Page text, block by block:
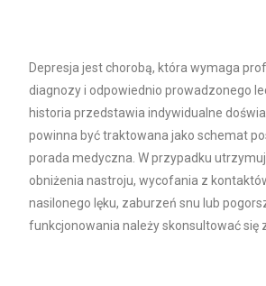
Depresja jest chorobą, która wymaga
diagnozy i odpowiednio prowadzonego
historia przedstawia indywidualne
powinna być traktowana jako schemat
porada medyczna. W przypadku
obniżenia nastroju, wycofania z
nasilonego lęku, zaburzeń snu lub
funkcjonowania należy skonsultować się